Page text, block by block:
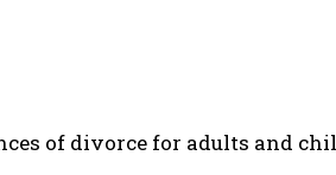
of divorce for adults and